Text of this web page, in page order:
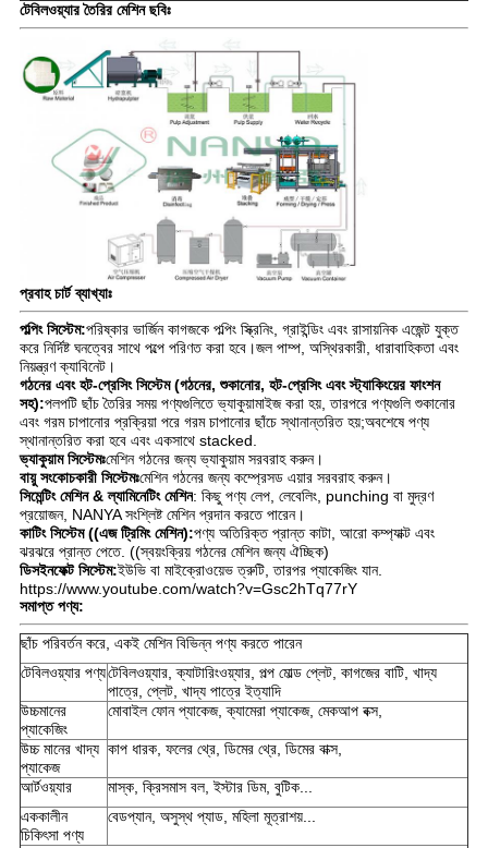
টেবিলওয়্যার তৈরির মেশিন ছবিঃ
প্রবাহ চার্ট ব্যাখ্যাঃ
পল্পিং সিস্টেম:পরিষ্কার ভার্জিন কাগজকে পল্পিং স্ক্রিনিং, গ্রাইন্ডিং এবং রাসায়নিক এজেন্ট যুক্ত
করে নির্দিষ্ট ঘনত্বের সাথে পল্পে পরিণত করা হবে।জল পাম্প, অস্থিরকারী, ধারাবাহিকতা এবং
নিয়ন্ত্রণ ক্যাবিনেট।
গঠনের এবং হট-প্রেসিং সিস্টেম (গঠনের, শুকানোর, হট-প্রেসিং এবং স্ট্যাকিংয়ের ফাংশন
সহ):পলপটি ছাঁচ তৈরির সময় পণ্যগুলিতে ভ্যাকুয়ামাইজ করা হয়, তারপরে পণ্যগুলি শুকানোর
এবং গরম চাপানোর প্রক্রিয়া পরে গরম চাপানোর ছাঁচে স্থানান্তরিত হয়;অবশেষে পণ্য
স্থানান্তরিত করা হবে এবং একসাথে stacked.
ভ্যাকুয়াম সিস্টেমঃমেশিন গঠনের জন্য ভ্যাকুয়াম সরবরাহ করুন।
বায়ু সংকোচকারী সিস্টেমঃমেশিন গঠনের জন্য কম্প্রেসড এয়ার সরবরাহ করুন।
সিমেন্টিং মেশিন & ল্যামিনেটিং মেশিন: কিছু পণ্য লেপ, লেবেলিং, punching বা মুদ্রণ
প্রয়োজন, NANYA সংশ্লিষ্ট মেশিন প্রদান করতে পারেন।
কাটিং সিস্টেম ((এজ ট্রিমিং মেশিন):পণ্য অতিরিক্ত প্রান্ত কাটা, আরো কম্প্যাক্ট এবং
ঝরঝরে প্রান্ত পেতে. ((স্বয়ংক্রিয় গঠনের মেশিন জন্য ঐচ্ছিক)
ডিসইনফেক্ট সিস্টেম:ইউভি বা মাইক্রোওয়েভ ত্রুটি, তারপর প্যাকেজিং যান.
https://www.youtube.com/watch?v=Gsc2hTq77rY
সমাপ্ত পণ্য:
ছাঁচ পরিবর্তন করে, একই মেশিন বিভিন্ন পণ্য করতে পারেন
টেবিলওয়্যার পণ্যটেবিলওয়্যার, ক্যাটারিংওয়্যার, পল্প মোল্ড প্লেট, কাগজের বাটি, খাদ্য
পাত্রে, প্লেট, খাদ্য পাত্রে ইত্যাদি
উচ্চমানের
প্যাকেজিং
মোবাইল ফোন প্যাকেজ, ক্যামেরা প্যাকেজ, মেকআপ বক্স,
উচ্চ মানের খাদ্য
প্যাকেজ
কাপ ধারক, ফলের থ্রে, ডিমের থ্রে, ডিমের বাক্স,
আর্টওয়্যার
মাস্ক, ক্রিসমাস বল, ইস্টার ডিম, বুটিক...
এককালীন
চিকিৎসা পণ্য
বেডপ্যান, অসুস্থ প্যাড, মহিলা মূত্রাশয়...